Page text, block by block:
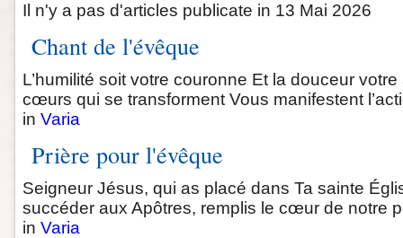
Il n'y a pas d'articles publicate in 13 Mai 2026
Chant de l'évêque
L’humilité soit votre couronne Et la douceur
cœurs qui se transforment Vous manifestent
in Varia
Prière pour l'évêque
Seigneur Jésus, qui as placé dans Ta sainte
succéder aux Apôtres, remplis le cœur de notre
in Varia